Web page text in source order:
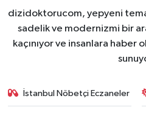
dizidoktorucom, yepyeni
sadelik ve modernizmi bir
kaçınıyor ve insanlara haber
İstanbul Nöbetçi Eczaneler